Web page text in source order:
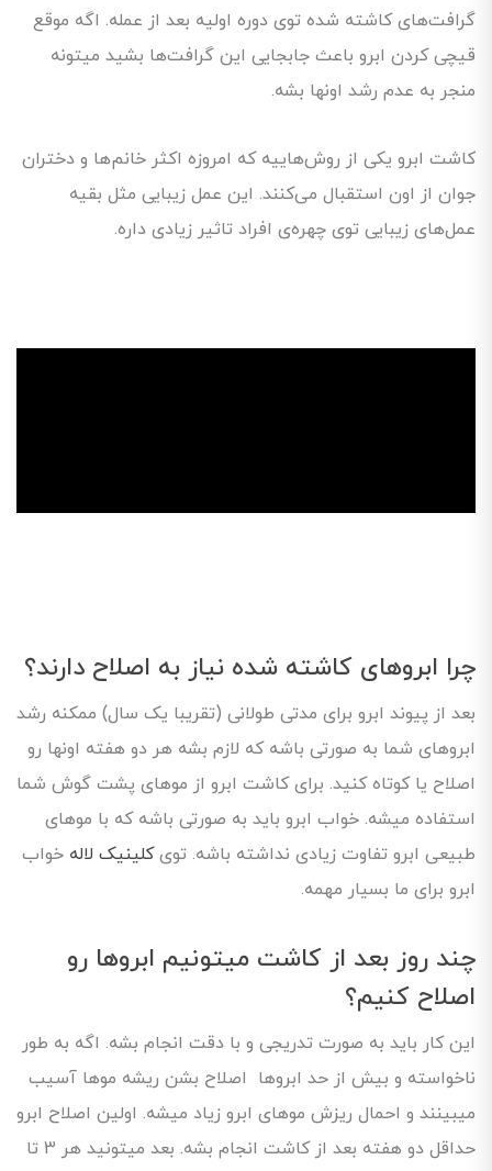
گرافت‌های کاشته شده توی دوره اولیه بعد از عمله. اگه موقع
قیچی کردن ابرو باعث جابجایی این گرافت‌ها بشید میتونه
منجر به عدم رشد اونها بشه.
کاشت ابرو یکی از روش‌هاییه که امروزه اکثر خانم‌ها و دختران
جوان از اون استقبال می‌کنند. این عمل زیبایی مثل بقیه
عمل‌های زیبایی توی چهره‌ی افراد تاثیر زیادی داره.
چرا ابروهای کاشته شده نیاز به اصلاح دارند؟
بعد از پیوند ابرو برای مدتی طولانی (تقریبا یک سال) ممکنه رشد
ابروهای شما به صورتی باشه که لازم بشه هر دو هفته اونها رو
اصلاح یا کوتاه کنید. برای کاشت ابرو از موهای پشت گوش شما
استفاده میشه. خواب ابرو باید به صورتی باشه که با موهای
طبیعی ابرو تفاوت زیادی نداشته باشه. تویکلینیک لاله خواب
ابرو برای ما بسیار مهمه.
چند روز بعد از کاشت میتونیم ابروها رو
اصلاح کنیم؟
این کار باید به صورت تدریجی و با دقت انجام بشه. اگه به طور
ناخواسته و بیش از حد ابروها اصلاح بشن ریشه مو‌ها آسیب
میبینند و احمال ریزش موهای ابرو زیاد میشه. اولین اصلاح ابرو
حداقل دو هفته بعد از کاشت انجام بشه. بعد میتونید هر 3 تا